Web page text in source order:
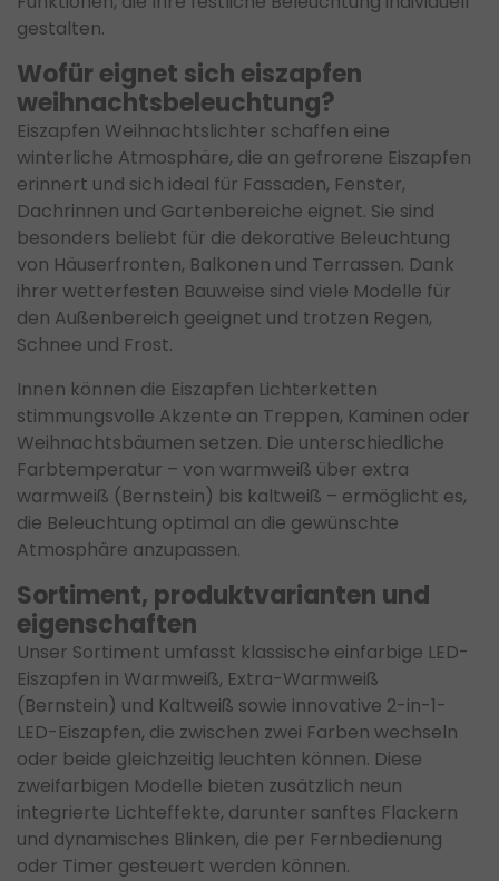
gestalten.
Wofür eignet sich eiszapfen
weihnachtsbeleuchtung?
Eiszapfen Weihnachtslichter schaffen eine
winterliche Atmosphäre, die an gefrorene Eiszapfen
erinnert und sich ideal für Fassaden, Fenster,
Dachrinnen und Gartenbereiche eignet. Sie sind
besonders beliebt für die dekorative Beleuchtung
von Häuserfronten, Balkonen und Terrassen. Dank
ihrer wetterfesten Bauweise sind viele Modelle für
den Außenbereich geeignet und trotzen Regen,
Schnee und Frost.
Innen können die Eiszapfen Lichterketten
stimmungsvolle Akzente an Treppen, Kaminen oder
Weihnachtsbäumen setzen. Die unterschiedliche
Farbtemperatur – von warmweiß über extra
warmweiß (Bernstein) bis kaltweiß – ermöglicht es,
die Beleuchtung optimal an die gewünschte
Atmosphäre anzupassen.
Sortiment, produktvarianten und
eigenschaften
Unser Sortiment umfasst klassische einfarbige LED-
Eiszapfen in Warmweiß, Extra-Warmweiß
(Bernstein) und Kaltweiß sowie innovative 2-in-1-
LED-Eiszapfen, die zwischen zwei Farben wechseln
oder beide gleichzeitig leuchten können. Diese
zweifarbigen Modelle bieten zusätzlich neun
integrierte Lichteffekte, darunter sanftes Flackern
und dynamisches Blinken, die per Fernbedienung
oder Timer gesteuert werden können.